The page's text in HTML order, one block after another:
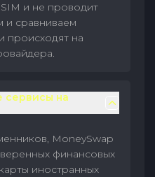
и не проводит
и сравниваем
происходят на
сервисы на
MoneySwap
финансовых
иностранных